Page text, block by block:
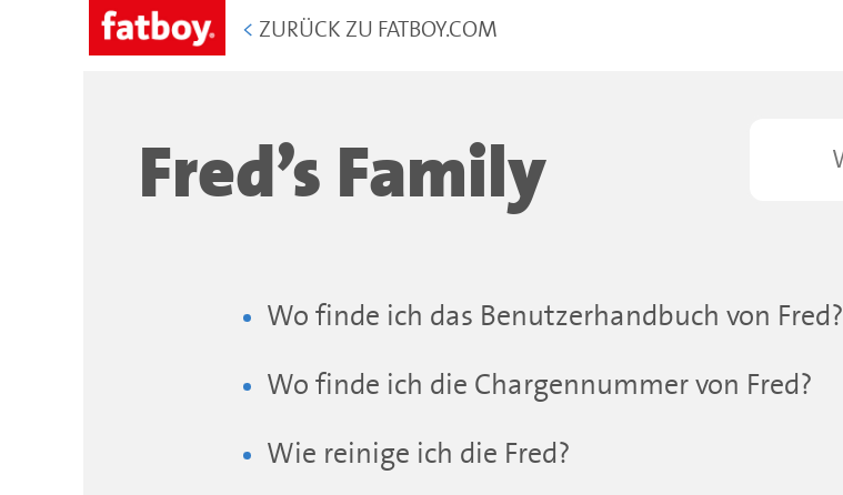
< ZURÜCK ZU FATBOY.COM
Fred’s Family
Wo finde ich das Benutzerhandbuch von Fred?
Wo finde ich die Chargennummer von Fred?
Wie reinige ich die Fred?